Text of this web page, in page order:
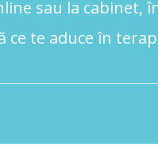
sau la cabinet,
ce te aduce în